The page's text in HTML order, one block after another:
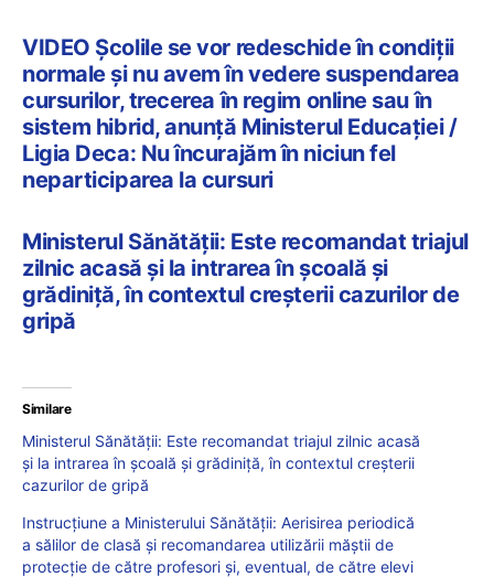
VIDEO Școlile se vor redeschide în condiții
normale și nu avem în vedere suspendarea
cursurilor, trecerea în regim online sau în
sistem hibrid, anunță Ministerul Educației /
Ligia Deca: Nu încurajăm în niciun fel
neparticiparea la cursuri
Ministerul Sănătății: Este recomandat triajul
zilnic acasă și la intrarea în școală și
grădiniță, în contextul creșterii cazurilor de
gripă
Similare
Ministerul Sănătății: Este recomandat triajul zilnic acasă
și la intrarea în școală și grădiniță, în contextul creșterii
cazurilor de gripă
Instrucțiune a Ministerului Sănătății: Aerisirea periodică
a sălilor de clasă și recomandarea utilizării măștii de
protecție de către profesori și, eventual, de către elevi